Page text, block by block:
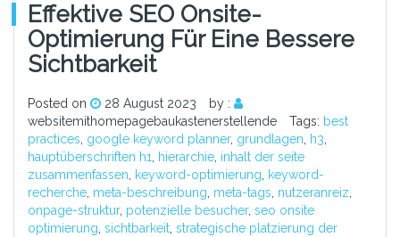
Effektive SEO Onsite-
Optimierung Für Eine Bessere
Sichtbarkeit
Posted on 28 August 2023
by :
websitemithomepagebaukastenerstellende
Tags: best
practices, google keyword planner, grundlagen, h3,
hauptüberschriften h1, hierarchie, inhalt der seite
zusammenfassen, keyword-optimierung, keyword-
recherche, meta-beschreibung, meta-tags, nutzeranreiz,
onpage-struktur, potenzielle besucher, seo onsite
optimierung, sichtbarkeit, strategische platzierung der